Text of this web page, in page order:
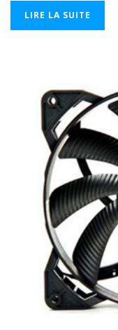
LIRE LA SUITE